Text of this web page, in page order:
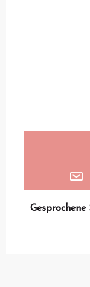
Gesprochene
Gesprochene